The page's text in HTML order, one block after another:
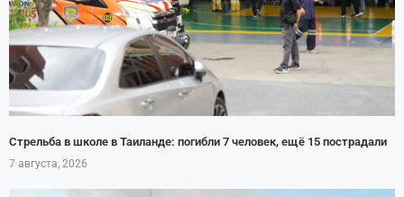
Стрельба в школе в Таиланде: погибли 7 человек, ещё 15 пострадали
7 августа, 2026